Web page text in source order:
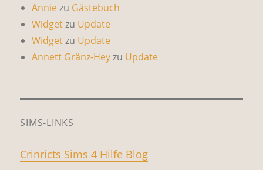
Annie zu Gästebuch
Widgetzu Update
Widgetzu Update
Annett Gränz-Heyzu Update
SIMS-LINKS
Crinricts Sims 4 Hilfe Blog